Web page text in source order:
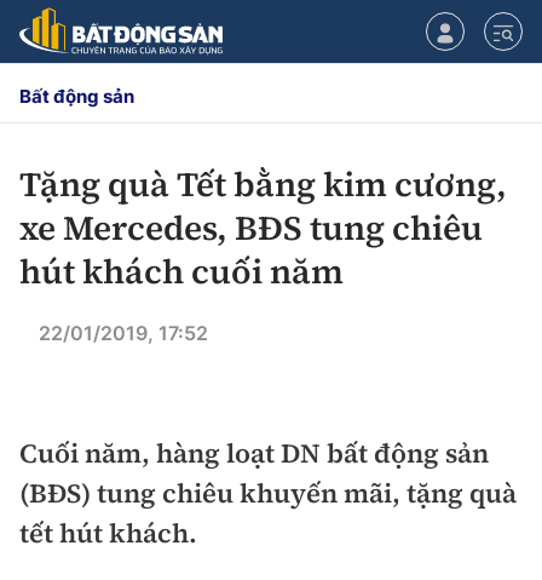
CHUYÊN MỤC
Chính sách
Quy hoạch hạ tầng
Quy hoạch
Lăng kính
Nhà đầu tư
Doanh nghiệp
Thị trường
Bất động sản
Tặng quà Tết bằng kim cương,
xe Mercedes, BĐS tung chiêu
hút khách cuối năm
22/01/2019, 17:52
Cuối năm, hàng loạt DN bất động sản
(BĐS) tung chiêu khuyến mãi, tặng quà
tết hút khách.